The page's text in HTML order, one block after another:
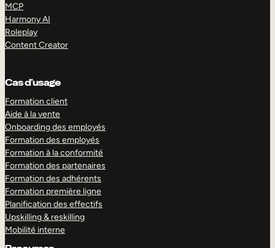
MCP
Harmony AI
Roleplay
Content Creator
Cas d’usage
Formation client
Aide à la vente
Onboarding des employés
Formation des employés
Formation à la conformité
Formation des partenaires
Formation des adhérents
Formation première ligne
Planification des effectifs
Upskilling & reskilling
Mobilité interne